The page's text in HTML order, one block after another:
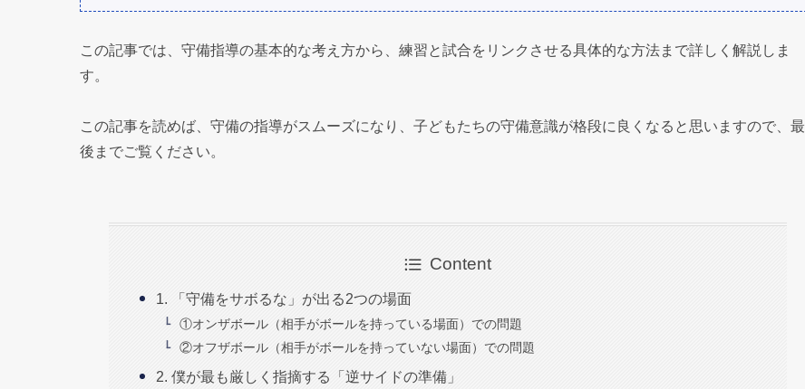
この記事では、守備指導の基本的な考え方から、練習と試合をリンクさせる具体的な方法まで詳しく解説しま
す。
この記事を読めば、守備の指導がスムーズになり、子どもたちの守備意識が格段に良くなると思いますので、最
後までご覧ください。
Content
1. 「守備をサボるな」が出る2つの場面
①オンザボール（相手がボールを持っている場面）での問題
②オフザボール（相手がボールを持っていない場面）での問題
2. 僕が最も厳しく指摘する「逆サイドの準備」